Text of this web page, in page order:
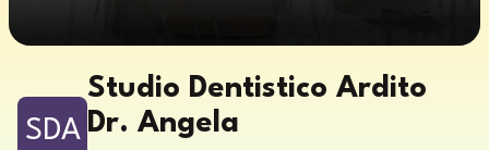
SDA
Studio Dentistico Ardito
Dr. Angela